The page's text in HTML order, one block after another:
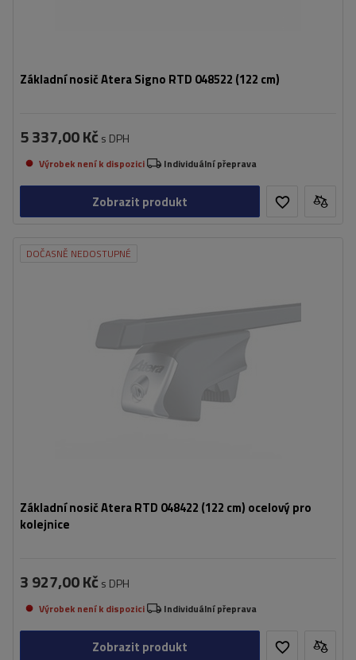
Základní nosič Atera Signo RTD 048522 (122 cm)
5 337,00 Kč s DPH
Výrobek není k dispozici Individuální přeprava
Zobrazit produkt
DOČASNĚ NEDOSTUPNÉ
Základní nosič Atera RTD 048422 (122 cm) ocelový pro
kolejnice
3 927,00 Kč s DPH
Výrobek není k dispozici Individuální přeprava
Zobrazit produkt